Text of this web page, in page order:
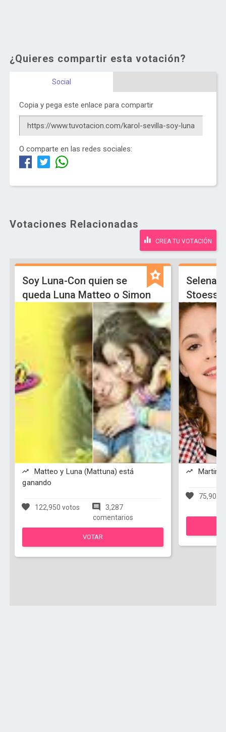
¿Quieres compartir esta votación?
Social
Copia y pega este enlace para compartir
O comparte en las redes sociales:
Votaciones Relacionadas
CREA TU VOTACIÓN
Soy Luna-Con quien se
queda Luna Matteo o Simon
Matteo y Luna (Mattuna) está
ganando
122,950 votos
3,287
comentarios
VOTAR
Selena
Martina
75,909